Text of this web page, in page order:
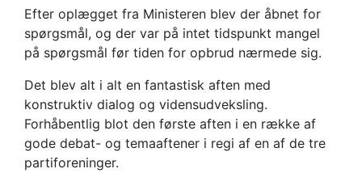
Efter oplægget fra Ministeren blev der åbnet for
spørgsmål, og der var på intet tidspunkt mangel
på spørgsmål før tiden for opbrud nærmede sig.
Det blev alt i alt en fantastisk aften med
konstruktiv dialog og vidensudveksling.
Forhåbentlig blot den første aften i en række af
gode debat- og temaaftener i regi af en af de tre
partiforeninger.